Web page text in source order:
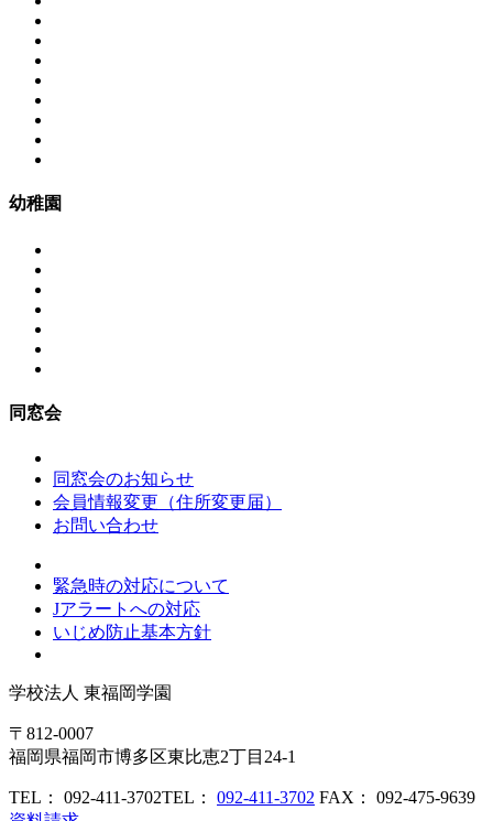
幼稚園
同窓会
同窓会のお知らせ
会員情報変更（住所変更届）
お問い合わせ
緊急時の対応について
Jアラートへの対応
いじめ防止基本方針
学校法人 東福岡学園
〒812-0007
福岡県福岡市博多区東比恵2丁目24-1
TEL： 092-411-3702TEL： 092-411-3702 FAX： 092-475-9639